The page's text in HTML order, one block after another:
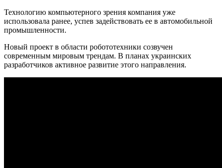
Технологию компьютерного зрения компания уже
использовала ранее, успев задействовать ее в автомобильной
промышленности.
Новый проект в области робототехники созвучен
современным мировым трендам. В планах украинских
разработчиков активное развитие этого направления.